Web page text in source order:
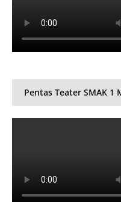
Pentas Teater SMAK 1